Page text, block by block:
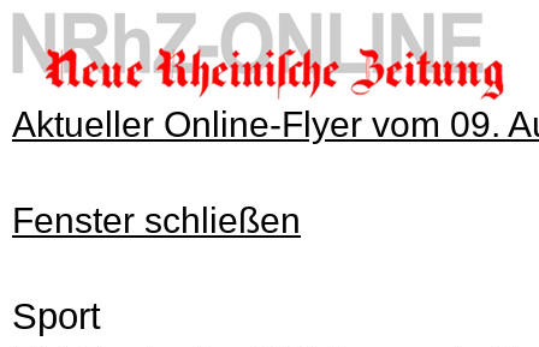
Aktueller Online-Flyer vom 09.
Fenster schließen
Sport